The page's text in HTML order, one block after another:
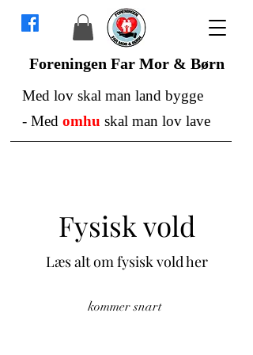
Foreningen Far Mor & Børn
Med lov skal man land bygge
- Med omhu skal man lov lave
Fysisk vold
Læs alt om fysisk vold her
kommer snart